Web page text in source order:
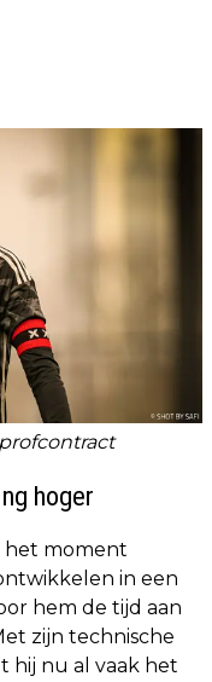
hoger
het moment
in een
hem de tijd aan
zijn technische
hij nu al vaak het